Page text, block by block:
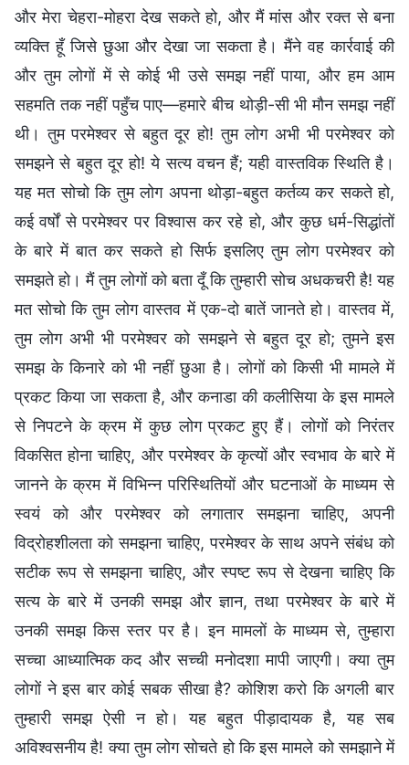
और मेरा चेहरा-मोहरा देख सकते हो, और मैं मांस और रक्त से बना
व्यक्ति हूँ जिसे छुआ और देखा जा सकता है। मैंने वह कार्रवाई की
और तुम लोगों में से कोई भी उसे समझ नहीं पाया, और हम आम
सहमति तक नहीं पहुँच पाए—हमारे बीच थोड़ी-सी भी मौन समझ नहीं
थी। तुम परमेश्वर से बहुत दूर हो! तुम लोग अभी भी परमेश्वर को
समझने से बहुत दूर हो! ये सत्य वचन हैं; यही वास्तविक स्थिति है।
यह मत सोचो कि तुम लोग अपना थोड़ा-बहुत कर्तव्य कर सकते हो,
कई वर्षों से परमेश्वर पर विश्वास कर रहे हो, और कुछ धर्म-सिद्धांतों
के बारे में बात कर सकते हो सिर्फ इसलिए तुम लोग परमेश्वर को
समझते हो। मैं तुम लोगों को बता दूँ कि तुम्हारी सोच अधकचरी है! यह
मत सोचो कि तुम लोग वास्तव में एक-दो बातें जानते हो। वास्तव में,
तुम लोग अभी भी परमेश्वर को समझने से बहुत दूर हो; तुमने इस
समझ के किनारे को भी नहीं छुआ है। लोगों को किसी भी मामले में
प्रकट किया जा सकता है, और कनाडा की कलीसिया के इस मामले
से निपटने के क्रम में कुछ लोग प्रकट हुए हैं। लोगों को निरंतर
विकसित होना चाहिए, और परमेश्वर के कृत्यों और स्वभाव के बारे में
जानने के क्रम में विभिन्न परिस्थितियों और घटनाओं के माध्यम से
स्वयं को और परमेश्वर को लगातार समझना चाहिए, अपनी
विद्रोहशीलता को समझना चाहिए, परमेश्वर के साथ अपने संबंध को
सटीक रूप से समझना चाहिए, और स्पष्ट रूप से देखना चाहिए कि
सत्य के बारे में उनकी समझ और ज्ञान, तथा परमेश्वर के बारे में
उनकी समझ किस स्तर पर है। इन मामलों के माध्यम से, तुम्हारा
सच्चा आध्यात्मिक कद और सच्ची मनोदशा मापी जाएगी। क्या तुम
लोगों ने इस बार कोई सबक सीखा है? कोशिश करो कि अगली बार
तुम्हारी समझ ऐसी न हो। यह बहुत पीड़ादायक है, यह सब
अविश्वसनीय है! क्या तुम लोग सोचते हो कि इस मामले को समझाने में